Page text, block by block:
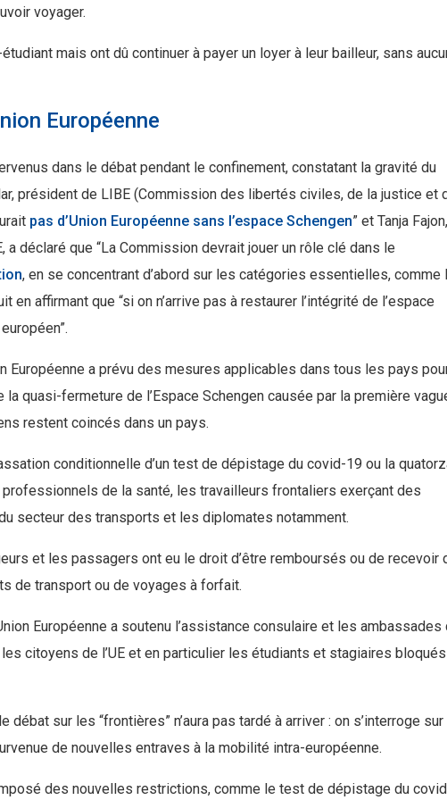
voyager.
mais ont dû continuer à payer un loyer à leur bailleur, sans
Européenne
dans le débat pendant le confinement, constatant la gravité du
président de LIBE (Commission des libertés civiles, de la justice et
pas d’Union Européenne sans l’espace Schengen” et Tanja Fajon,
a déclaré que “La Commission devrait jouer un rôle clé dans le
, en se concentrant d’abord sur les catégories essentielles, comme
affirmant que “si on n’arrive pas à restaurer l’intégrité de l’espace
Européenne a prévu des mesures applicables dans tous les pays
quasi-fermeture de l’Espace Schengen causée par la première
restent coincés dans un pays.
conditionnelle d’un test de dépistage du covid-19 ou la
de la santé, les travailleurs frontaliers exerçant des
secteur des transports et les diplomates notamment.
et les passagers ont eu le droit d’être remboursés ou de recevoir
de transport ou de voyages à forfait.
Européenne a soutenu l’assistance consulaire et les ambassades
citoyens de l’UE et en particulier les étudiants et stagiaires
débat sur les “frontières” n’aura pas tardé à arriver : on s’interroge sur
de nouvelles entraves à la mobilité intra-européenne.
des nouvelles restrictions, comme le test de dépistage du